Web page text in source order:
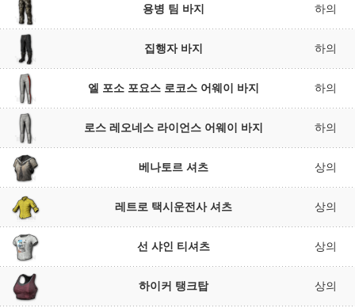
용병 팀 바지 하의
집행자 바지 하의
엘 포소 포요스 로코스 어웨이 바지 하의
로스 레오네스 라이언스 어웨이 바지 하의
베나토르 셔츠 상의
레트로 택시운전사 셔츠 상의
선 샤인 티셔츠 상의
하이커 탱크탑 상의